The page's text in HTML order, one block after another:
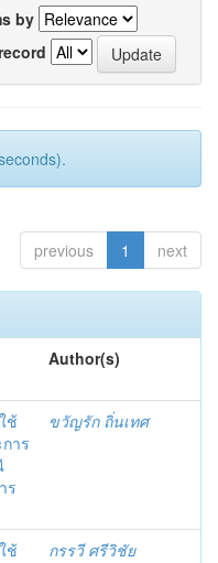
by
previous 1 next
Author(s)
ช้
าร
ร
ขวัญรัก ถิ่นเทศ
ช้
กรรวี ศรีวิชัย